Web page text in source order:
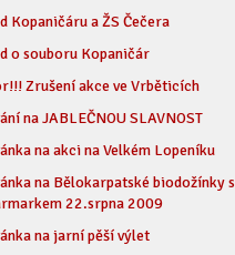
Kopaničáru a ŽS Čečera
o souboru Kopaničár
Zrušení akce ve Vrběticích
na JABLEČNOU SLAVNOST
na akci na Velkém Lopeníku
na Bělokarpatské biodožínky s
22.srpna 2009
na jarní pěší výlet